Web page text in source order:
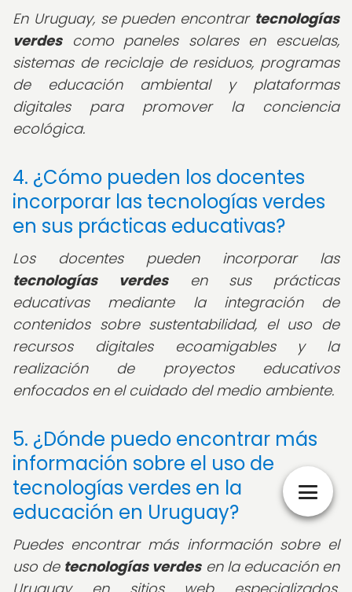
En Uruguay, se pueden encontrar tecnologías
verdescomo paneles solares en escuelas,
sistemas de reciclaje de residuos, programas
de educación ambiental y plataformas
digitales para promover la conciencia
ecológica.
4. ¿Cómo pueden los docentes
incorporar las tecnologías verdes
en sus prácticas educativas?
Los docentes pueden incorporar las
tecnologías verdesen sus prácticas
educativas mediante la integración de
contenidos sobre sustentabilidad, el uso de
recursos digitales ecoamigables y la
realización de proyectos educativos
enfocados en el cuidado del medio ambiente.
5. ¿Dónde puedo encontrar más
información sobre el uso de
tecnologías verdes en la
educación en Uruguay?
Puedes encontrar más información sobre el
uso de tecnologías verdesen la educación en